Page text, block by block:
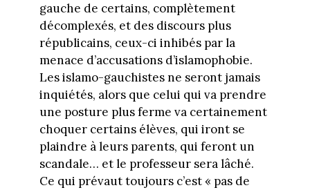
gauche de certains, complètement
décomplexés, et des discours plus
républicains, ceux-ci inhibés par la
menace d’accusations d’islamophobie.
Les islamo-gauchistes ne seront jamais
inquiétés, alors que celui qui va prendre
une posture plus ferme va certainement
choquer certains élèves, qui iront se
plaindre à leurs parents, qui feront un
scandale… et le professeur sera lâché.
Ce qui prévaut toujours c’est « pas de